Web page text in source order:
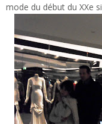
mode du début du XXe